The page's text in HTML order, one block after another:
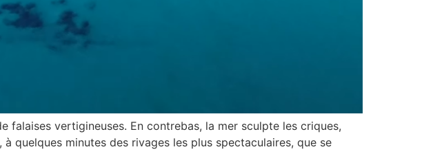
falaises vertigineuses. En contrebas, la mer sculpte les criques,
quelques minutes des rivages les plus spectaculaires, que se